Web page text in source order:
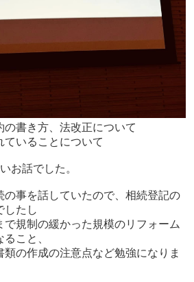
書き方、法改正について
いることについて
お話でした。
の事を話していたので、相続登記の
したし
規制の緩かった規模のリフォーム
こと、
類の作成の注意点など勉強になりま